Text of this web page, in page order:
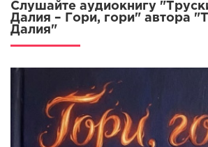
Слушайте аудиокнигу
Далия – Гори, гори" автора
Далия"